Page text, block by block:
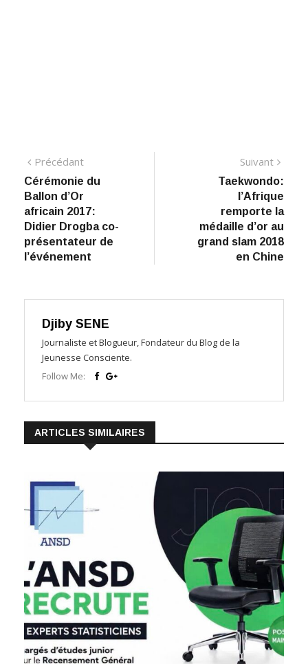
Navigation
de
l’article
PrécédantPrécédant:
Cérémonie du
Ballon d’Or
africain 2017:
Didier Drogba co-
présentateur de
l’événement
Suivant
Taekwondo:
l’Afrique
remporte la
médaille d’or au
grand slam 2018
en Chine
Djiby SENE
Journaliste et Blogueur, Fondateur du Blog de la
Jeunesse Consciente.
Follow Me:
ARTICLES SIMILAIRES